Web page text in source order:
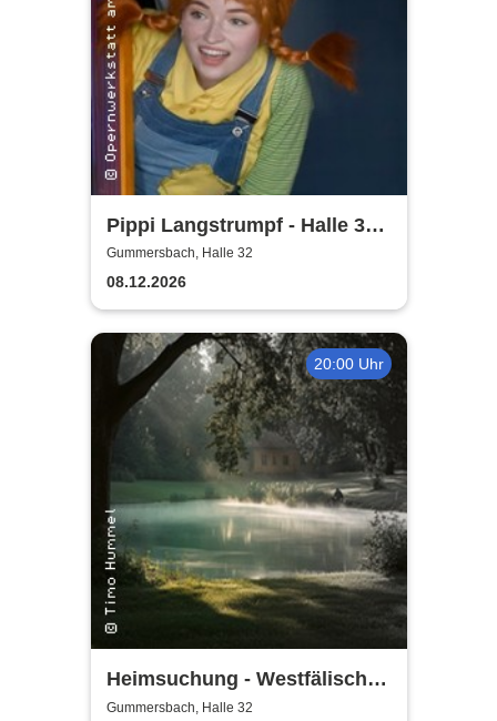
Pippi Langstrumpf - Halle 32
Gummersbach
Gummersbach, Halle 32
08.12.2026
20:00 Uhr
Heimsuchung - Westfälisches
Landestheater
Gummersbach, Halle 32